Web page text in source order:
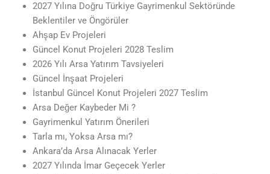
2027 Yılına Doğru Türkiye Gayrimenkul Sektöründe
Beklentiler ve Öngörüler
Ahşap Ev Projeleri
Güncel Konut Projeleri 2028 Teslim
2026 Yılı Arsa Yatırım Tavsiyeleri
Güncel İnşaat Projeleri
İstanbul Güncel Konut Projeleri 2027 Teslim
Arsa Değer Kaybeder Mi ?
Gayrimenkul Yatırım Önerileri
Tarla mı, Yoksa Arsa mı?
Ankara’da Arsa Alınacak Yerler
2027 Yılında İmar Geçecek Yerler